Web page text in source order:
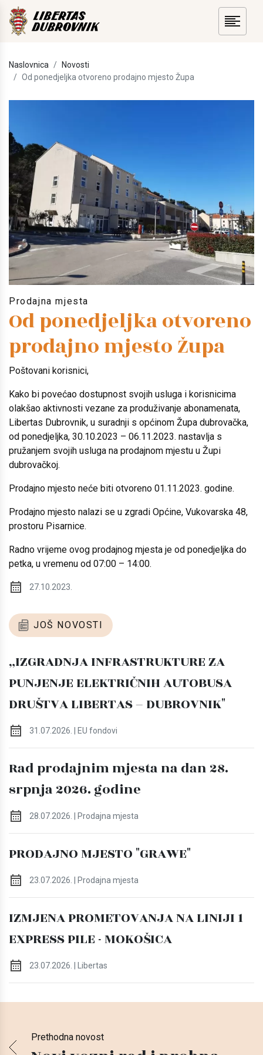
Naslovnica
Novosti
Od ponedjeljka otvoreno prodajno mjesto Župa
Prodajna mjesta
Od ponedjeljka otvoreno
prodajno mjesto Župa
Poštovani korisnici,
Kako bi povećao dostupnost svojih usluga i korisnicima
olakšao aktivnosti vezane za produživanje abonamenata,
Libertas Dubrovnik, u suradnji s općinom Župa dubrovačka,
od ponedjeljka, 30.10.2023 – 06.11.2023. nastavlja s
pružanjem svojih usluga na prodajnom mjestu u Župi
dubrovačkoj.
Prodajno mjesto neće biti otvoreno 01.11.2023. godine.
Prodajno mjesto nalazi se u zgradi Općine, Vukovarska 48,
prostoru Pisarnice.
Radno vrijeme ovog prodajnog mjesta je od ponedjeljka do
petka, u vremenu od 07:00 – 14:00.
27.10.2023.
JOŠ NOVOSTI
„IZGRADNJA INFRASTRUKTURE ZA
PUNJENJE ELEKTRIČNIH AUTOBUSA
DRUŠTVA LIBERTAS – DUBROVNIK"
31.07.2026. | EU fondovi
Rad prodajnim mjesta na dan 28.
srpnja 2026. godine
28.07.2026. | Prodajna mjesta
PRODAJNO MJESTO "GRAWE"
23.07.2026. | Prodajna mjesta
IZMJENA PROMETOVANJA NA LINIJI 1
EXPRESS PILE - MOKOŠICA
23.07.2026. | Libertas
Prethodna novost